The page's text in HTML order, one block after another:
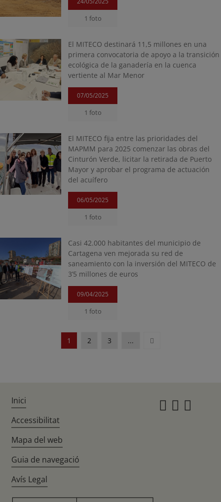
1 foto
El MITECO destinará 11,5 millones en una
primera convocatoria de apoyo a la transición
ecológica de la ganadería en la cuenca
vertiente al Mar Menor
07/05/2025
1 foto
El MITECO fija entre las prioridades del
MAPMM para 2025 comenzar las obras del
Cinturón Verde, licitar la retirada de Puerto
Mayor y aprobar el programa de actuación
del acuífero
06/05/2025
1 foto
Casi 42.000 habitantes del municipio de
Cartagena ven mejorada su red de
saneamiento con la inversión del MITECO de
3’5 millones de euros
09/04/2025
1 foto
1 2 3 ... Siguiente
Inici
Accessibilitat
Mapa del web
Guia de navegació
Avís Legal